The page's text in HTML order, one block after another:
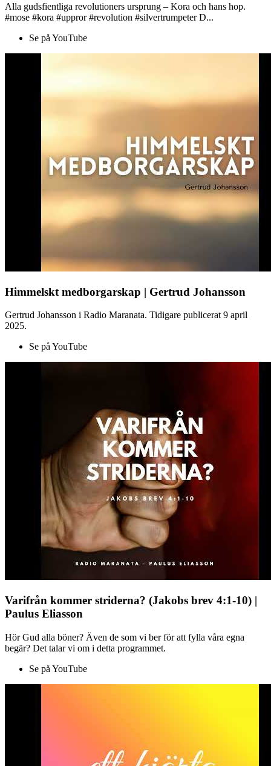
Alla gudsfientliga revolutioners ursprung – Kora och hans hop.
#mose #kora #uppror #revolution #silvertrumpeter D...
Se på YouTube
Himmelskt medborgarskap | Gertrud Johansson
Gertrud Johansson i Radio Maranata. Tidigare publicerat 9 april
2025.
Se på YouTube
Varifrån kommer striderna? (Jakobs brev 4:1-10) |
Paulus Eliasson
Hör Gud alla böner? Även de som vi ber för att fylla våra egna
begär? Det talar vi om i detta programmet.
Se på YouTube